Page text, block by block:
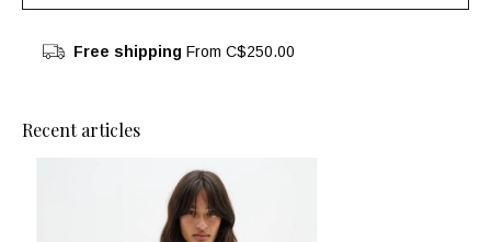
Free shipping From C$250.00
Recent articles